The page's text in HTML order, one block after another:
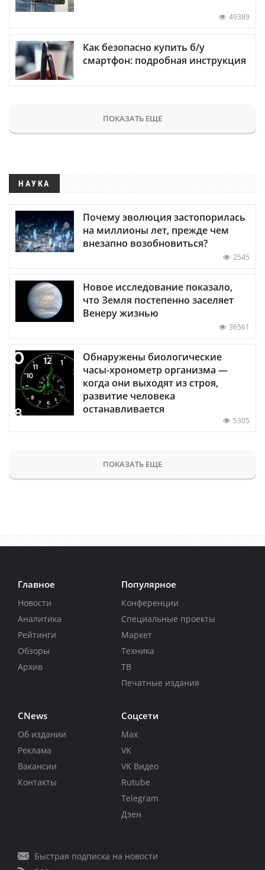
49389
Как безопасно купить б/у
смартфон: подробная инструкция
ПОКАЗАТЬ ЕЩЕ
НАУКА
Почему эволюция застопорилась
на миллионы лет, прежде чем
внезапно возобновиться?
2545
Новое исследование показало,
что Земля постепенно заселяет
Венеру жизнью
36561
Обнаружены биологические
часы-хронометр организма —
когда они выходят из строя,
развитие человека
останавливается
5305
ПОКАЗАТЬ ЕЩЕ
Главное
Новости
Аналитика
Рейтинги
Обзоры
Архив
Популярное
Конференции
Специальные проекты
Маркет
Техника
ТВ
Печатные издания
CNews
Об издании
Реклама
Вакансии
Контакты
Соцсети
Max
VK
VK Видео
Rutube
Telegram
Дзен
Быстрая подписка на новости